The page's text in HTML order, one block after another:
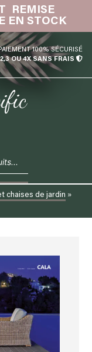
REMISE
EN STOCK
PAIEMENT 100% SÉCURISÉ
2,3 OU 4X SANS FRAIS
chaises de jardin »